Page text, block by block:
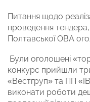
Питання щодо
проведення
Полтавської ОВА
Були оголошені
конкурс прийшли
«Вестгруп» та ПП
виконати роботи